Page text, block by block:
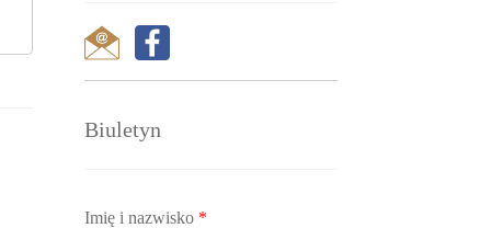
Biuletyn
Imię i nazwisko *